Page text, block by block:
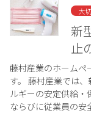
大
新
止
藤村産業のホームペ
す。 藤村産業では
ルギーの安定供給
ならびに従業員の